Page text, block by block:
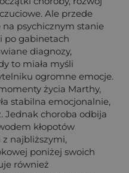
Ale przede
psychicznym stanie
po gabinetach
diagnozy,
to miała myśli
ogromne emocje.
życia Marthy,
stabilna emocjonalnie,
Jednak choroba odbija
kłopotów
z najbliższymi,
poniżej swoich
również